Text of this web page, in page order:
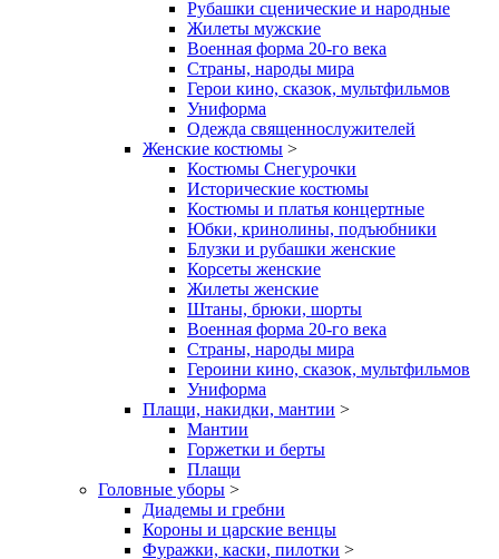
Рубашки сценические и народные
Жилеты мужские
Военная форма 20-го века
Страны, народы мира
Герои кино, сказок, мультфильмов
Униформа
Одежда священнослужителей
Женские костюмы >
Костюмы Снегурочки
Исторические костюмы
Костюмы и платья концертные
Юбки, кринолины, подъюбники
Блузки и рубашки женские
Корсеты женские
Жилеты женские
Штаны, брюки, шорты
Военная форма 20-го века
Страны, народы мира
Героини кино, сказок, мультфильмов
Униформа
Плащи, накидки, мантии >
Мантии
Горжетки и берты
Плащи
Головные уборы >
Диадемы и гребни
Короны и царские венцы
Фуражки, каски, пилотки >